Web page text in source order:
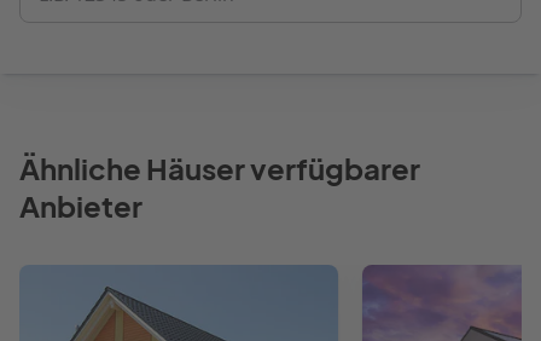
Ähnliche Häuser verfügbarer
Anbieter